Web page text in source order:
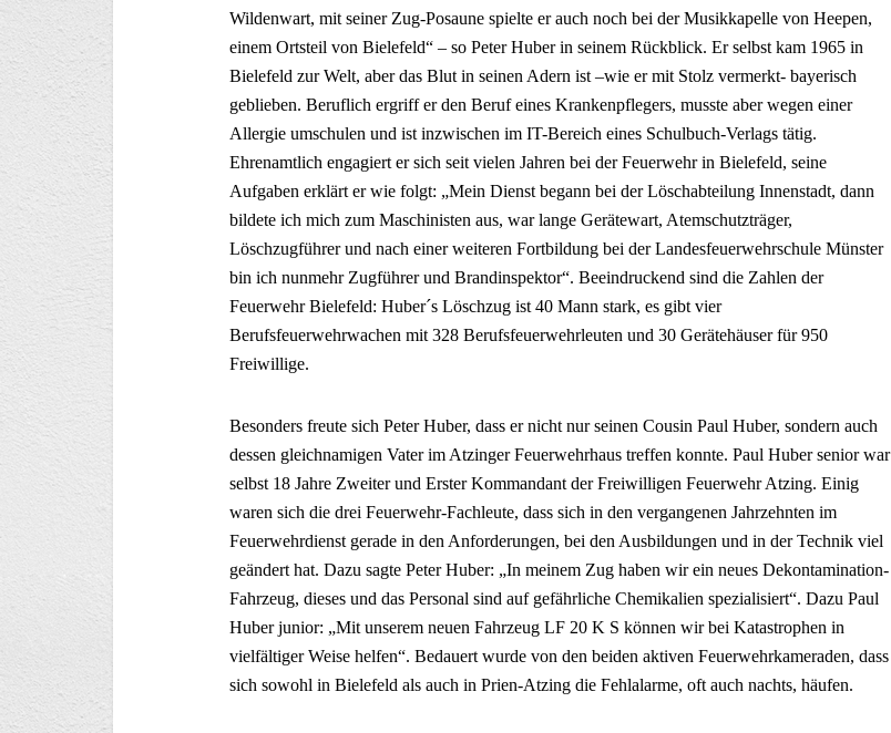
Wildenwart, mit seiner Zug-Posaune spielte er auch noch bei der Musikkapelle von Heepen,
einem Ortsteil von Bielefeld“ – so Peter Huber in seinem Rückblick. Er selbst kam 1965 in
Bielefeld zur Welt, aber das Blut in seinen Adern ist –wie er mit Stolz vermerkt- bayerisch
geblieben. Beruflich ergriff er den Beruf eines Krankenpflegers, musste aber wegen einer
Allergie umschulen und ist inzwischen im IT-Bereich eines Schulbuch-Verlags tätig.
Ehrenamtlich engagiert er sich seit vielen Jahren bei der Feuerwehr in Bielefeld, seine
Aufgaben erklärt er wie folgt: „Mein Dienst begann bei der Löschabteilung Innenstadt, dann
bildete ich mich zum Maschinisten aus, war lange Gerätewart, Atemschutzträger,
Löschzugführer und nach einer weiteren Fortbildung bei der Landesfeuerwehrschule Münster
bin ich nunmehr Zugführer und Brandinspektor“. Beeindruckend sind die Zahlen der
Feuerwehr Bielefeld: Huber´s Löschzug ist 40 Mann stark, es gibt vier
Berufsfeuerwehrwachen mit 328 Berufsfeuerwehrleuten und 30 Gerätehäuser für 950
Freiwillige.
Besonders freute sich Peter Huber, dass er nicht nur seinen Cousin Paul Huber, sondern auch
dessen gleichnamigen Vater im Atzinger Feuerwehrhaus treffen konnte. Paul Huber senior war
selbst 18 Jahre Zweiter und Erster Kommandant der Freiwilligen Feuerwehr Atzing. Einig
waren sich die drei Feuerwehr-Fachleute, dass sich in den vergangenen Jahrzehnten im
Feuerwehrdienst gerade in den Anforderungen, bei den Ausbildungen und in der Technik viel
geändert hat. Dazu sagte Peter Huber: „In meinem Zug haben wir ein neues Dekontamination-
Fahrzeug, dieses und das Personal sind auf gefährliche Chemikalien spezialisiert“. Dazu Paul
Huber junior: „Mit unserem neuen Fahrzeug LF 20 K S können wir bei Katastrophen in
vielfältiger Weise helfen“. Bedauert wurde von den beiden aktiven Feuerwehrkameraden, dass
sich sowohl in Bielefeld als auch in Prien-Atzing die Fehlalarme, oft auch nachts, häufen.